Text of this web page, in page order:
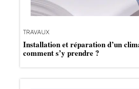
TRAVAUX
Installation et réparation d’un
comment s’y prendre ?